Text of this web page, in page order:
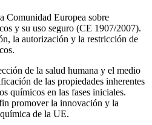
Comunidad Europea sobre
y su uso seguro (CE 1907/2007).
la autorización y la restricción de
de la salud humana y el medio
de las propiedades inherentes
químicos en las fases iniciales.
promover la innovación y la
de la UE.